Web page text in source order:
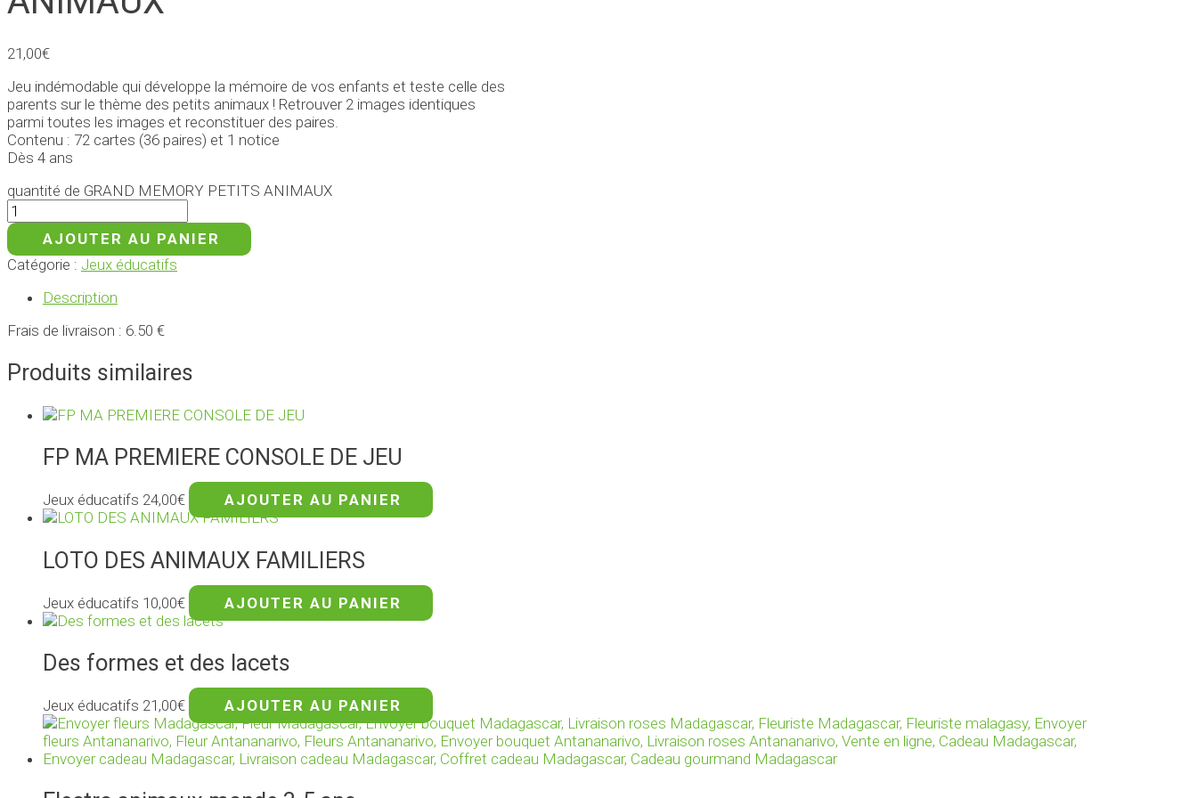
21,00€
Jeu indémodable qui développe la mémoire de vos enfants et teste celle des
parents sur le thème des petits animaux ! Retrouver 2 images identiques
parmi toutes les images et reconstituer des paires.
Contenu : 72 cartes (36 paires) et 1 notice
Dès 4 ans
quantité de GRAND MEMORY PETITS ANIMAUX
AJOUTER AU PANIER
Catégorie : Jeux éducatifs
Description
Frais de livraison : 6.50 €
Produits similaires
FP MA PREMIERE CONSOLE DE JEU
Jeux éducatifs 24,00€ AJOUTER AU PANIER
LOTO DES ANIMAUX FAMILIERS
Jeux éducatifs 10,00€ AJOUTER AU PANIER
Des formes et des lacets
Jeux éducatifs 21,00€ AJOUTER AU PANIER